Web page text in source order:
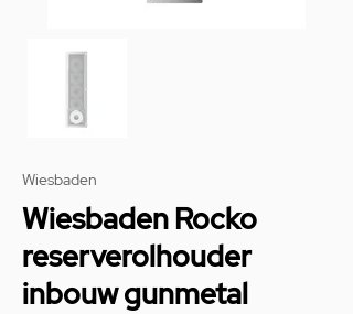
Wiesbaden
Wiesbaden Rocko
reserverolhouder
inbouw gunmetal